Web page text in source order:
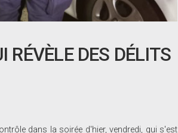
RÉVÈLE DES DÉLITS
dans la soirée d'hier, vendredi, qui s'est